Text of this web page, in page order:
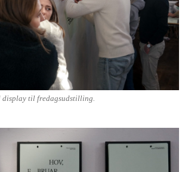
til fredagsudstilling.